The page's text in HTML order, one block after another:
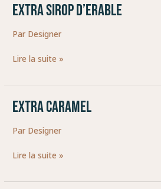
EXTRA SIROP D’ERABLE
Par Designer
EXTRA
D’ERABLE
Lire la suite »
EXTRA CARAMEL
Par Designer
EXTRA
Lire la suite »